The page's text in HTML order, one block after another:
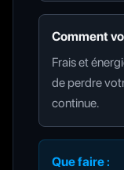
Comment
Frais et
de perdre
continue.
Que faire :